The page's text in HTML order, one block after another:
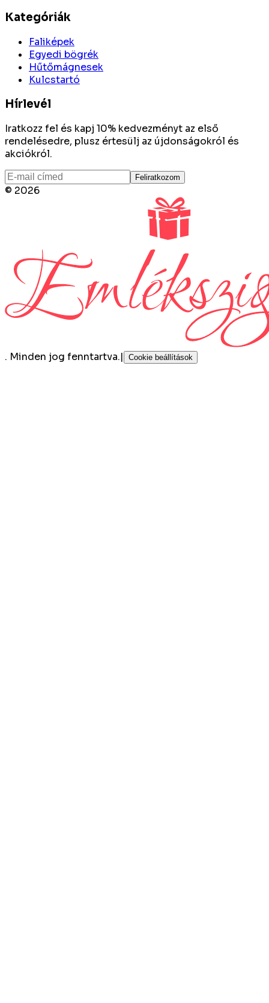
Kategóriák
Faliképek
Egyedi bögrék
Hűtőmágnesek
Kulcstartó
Hírlevél
Iratkozz fel és kapj 10% kedvezményt az első
rendelésedre, plusz értesülj az újdonságokról és
akciókról.
Feliratkozom
© 2026
. Minden jog fenntartva.| Cookie beállítások